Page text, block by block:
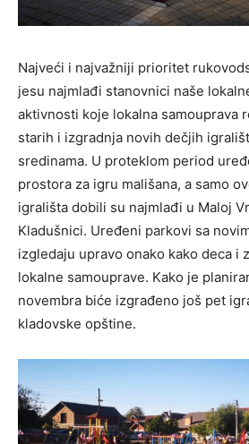
Najveći i najvažniji prioritet
jesu najmlađi stanovnici naše
aktivnosti koje lokalna samouprava
starih i izgradnja novih dečjih
sredinama. U proteklom period
prostora za igru mališana, a samo
igrališta dobili su najmlađi u Maloj
Kladušnici. Uređeni parkovi sa
izgledaju upravo onako kako deca i
lokalne samouprave. Kako je
novembra biće izgrađeno još pet
kladovske opštine.